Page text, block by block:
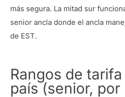
más segura. La mitad sur
senior ancla donde el ancla
de EST.
Rangos de
país (senior,